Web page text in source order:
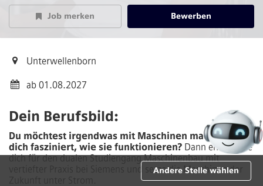
Job merken Bewerben
Unterwellenborn
ab 01.08.2027
Dein Berufsbild:
Du möchtest irgendwas mit Maschinen machen, weil
dich fasziniert, wie sie funktionieren? Dann entscheide
dich für den dualen Studiengang Maschinenbau mit
vertiefter Praxis bei Siemens und setze die Maschinen der
Andere Stelle wählen